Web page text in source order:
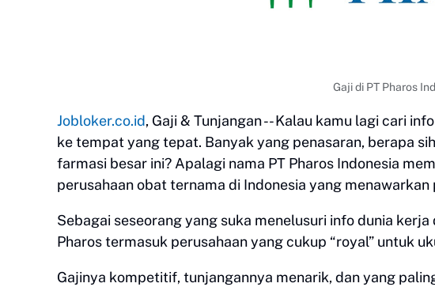
Gaji di PT Pharos
Jobloker.co.id, Gaji & Tunjangan -- Kalau kamu lagi cari
ke tempat yang tepat. Banyak yang penasaran, berapa
farmasi besar ini? Apalagi nama PT Pharos Indonesia
perusahaan obat ternama di Indonesia yang
Sebagai seseorang yang suka menelusuri info dunia
Pharos termasuk perusahaan yang cukup “royal” untuk
Gajinya kompetitif, tunjangannya menarik, dan yang